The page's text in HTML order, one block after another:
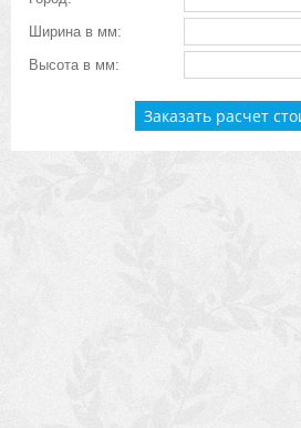
Ширина в мм:
Высота в мм: